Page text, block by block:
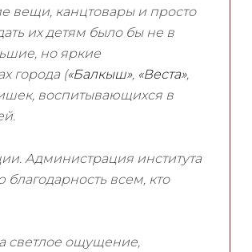
вещи, канцтовары и просто
их детям было бы не в
но яркие
города («Балкыш», «Веста»,
воспитывающихся в
Администрация института
всем, кто
светлое ощущение,